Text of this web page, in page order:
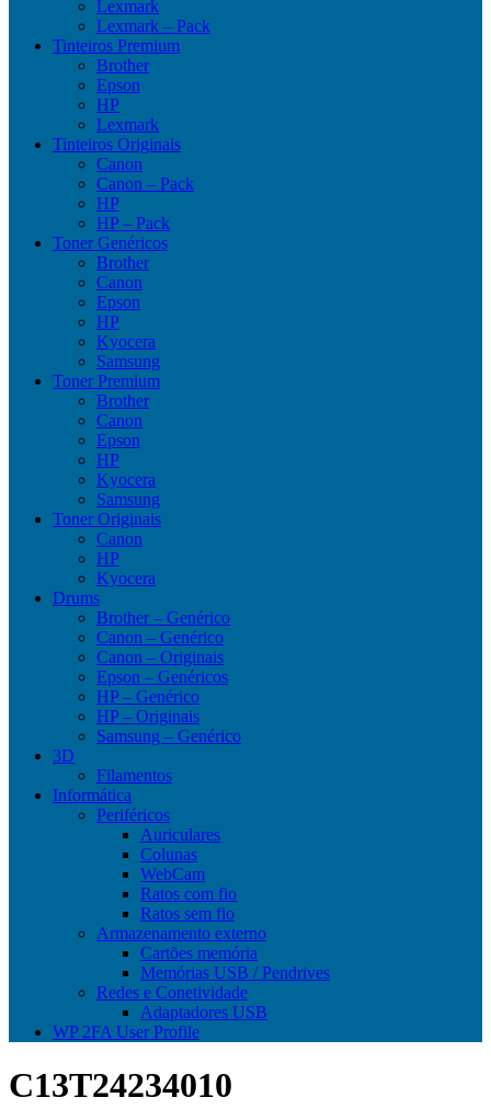
Lexmark
Lexmark – Pack
Tinteiros Premium
Brother
Epson
HP
Lexmark
Tinteiros Originais
Canon
Canon – Pack
HP
HP – Pack
Toner Genéricos
Brother
Canon
Epson
HP
Kyocera
Samsung
Toner Premium
Brother
Canon
Epson
HP
Kyocera
Samsung
Toner Originais
Canon
HP
Kyocera
Drums
Brother – Genérico
Canon – Genérico
Canon – Originais
Epson – Genéricos
HP – Genérico
HP – Originais
Samsung – Genérico
3D
Filamentos
Informática
Periféricos
Auriculares
Colunas
WebCam
Ratos com fio
Ratos sem fio
Armazenamento externo
Cartões memória
Memórias USB / Pendrives
Redes e Conetividade
Adaptadores USB
WP 2FA User Profile
C13T24234010